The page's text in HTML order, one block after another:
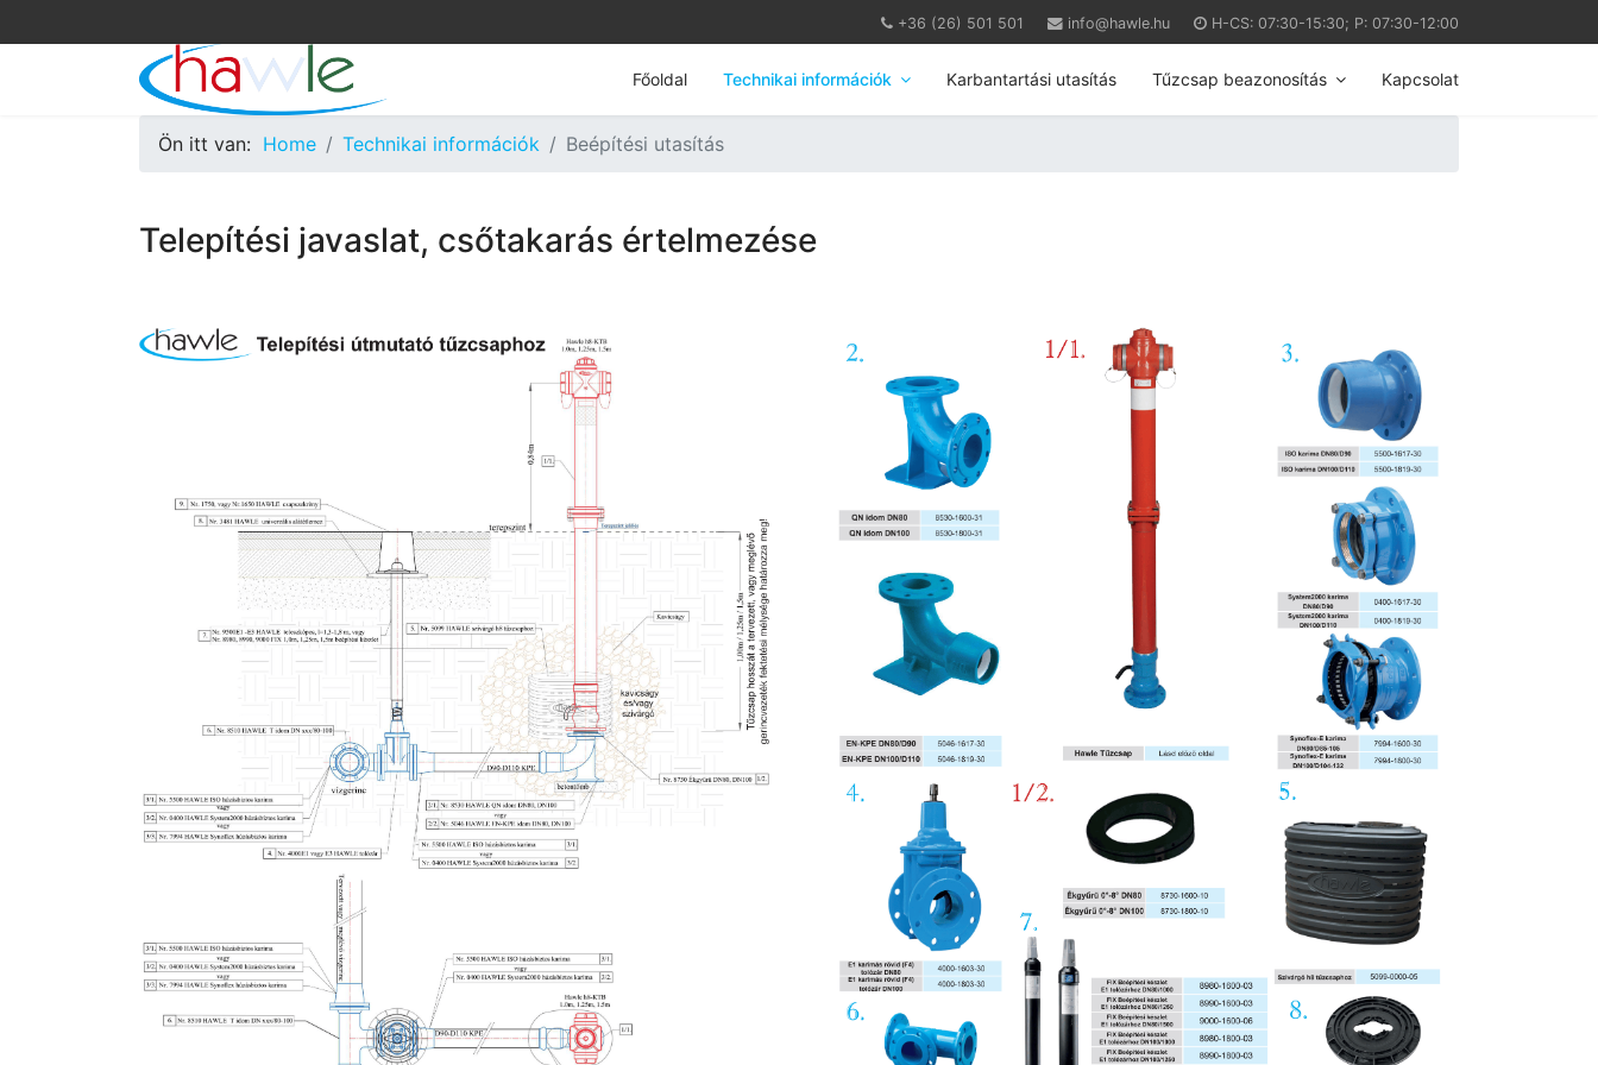
+36 (26) 501 501 info@hawle.hu H-CS: 07:30-15:30; P: 07:30-12:00
Főoldal Technikai információk Karbantartási utasítás Tűzcsap beazonosítás Kapcsolat
Ön itt van: Home Technikai információk Beépítési utasítás
Telepítési javaslat, csőtakarás értelmezése